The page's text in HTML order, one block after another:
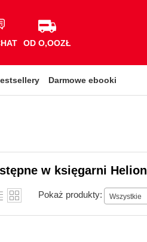
OD O,OOZŁ
Darmowe ebooki
w księgarni Helion
Pokaż produkty: Wszystkie